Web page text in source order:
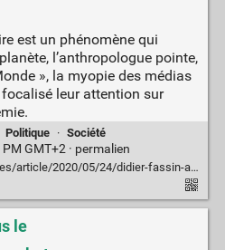
est un phénomène qui
l’anthropologue pointe,
», la myopie des médias
leur attention sur
Politique · Société
GMT+2 · permalien
notre-vision-du-monde-s-est-retrecie-comme-jamais_6040578_3232.html
le